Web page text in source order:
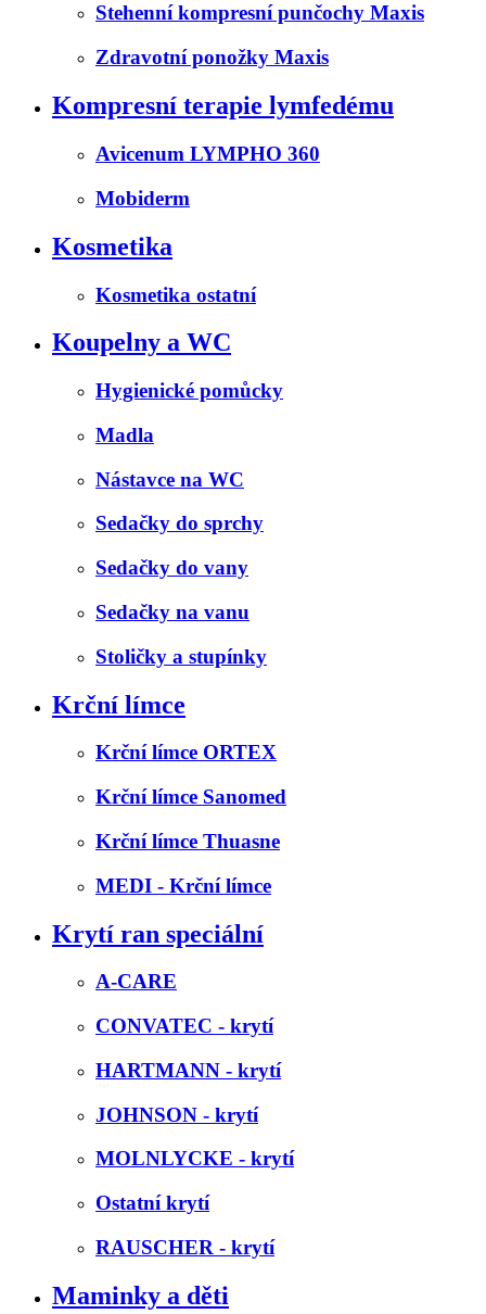
Stehenní kompresní punčochy Maxis
Zdravotní ponožky Maxis
Kompresní terapie lymfedému
Avicenum LYMPHO 360
Mobiderm
Kosmetika
Kosmetika ostatní
Koupelny a WC
Hygienické pomůcky
Madla
Nástavce na WC
Sedačky do sprchy
Sedačky do vany
Sedačky na vanu
Stoličky a stupínky
Krční límce
Krční límce ORTEX
Krční límce Sanomed
Krční límce Thuasne
MEDI - Krční límce
Krytí ran speciální
A-CARE
CONVATEC - krytí
HARTMANN - krytí
JOHNSON - krytí
MOLNLYCKE - krytí
Ostatní krytí
RAUSCHER - krytí
Maminky a děti